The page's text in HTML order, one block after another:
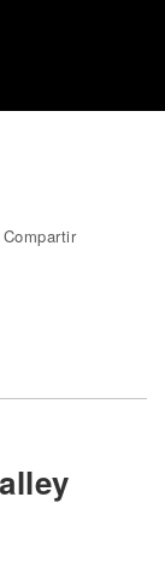
Compartir